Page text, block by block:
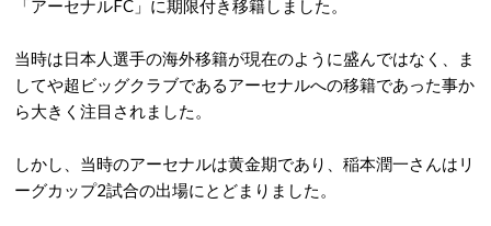
「アーセナルFC」に期限付き移籍しました。
当時は日本人選手の海外移籍が現在のように盛んではなく、ま
してや超ビッグクラブであるアーセナルへの移籍であった事か
ら大きく注目されました。
しかし、当時のアーセナルは黄金期であり、稲本潤一さんはリ
ーグカップ2試合の出場にとどまりました。